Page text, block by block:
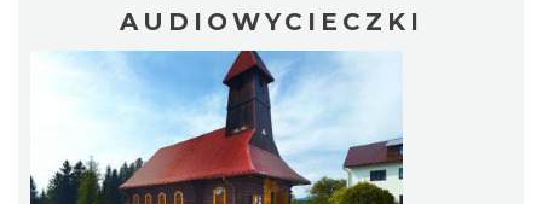
AUDIOWYCIECZKI